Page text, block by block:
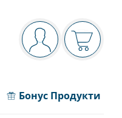
Navigation panel
Вие сте вписани
Бонус Продукти